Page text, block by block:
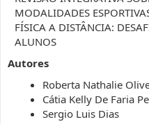
MODALIDADES
FÍSICA A DISTÂNCIA:
ALUNOS
Autores
Roberta Nathalie
Cátia Kelly De Faria
Sergio Luis Dias